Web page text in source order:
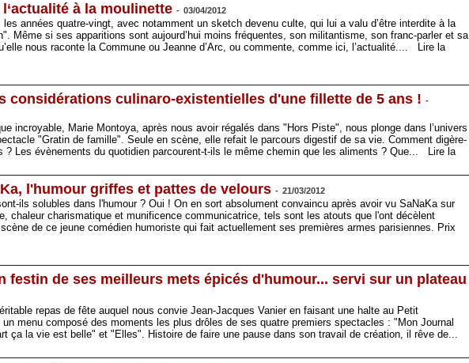
à la moulinette - 03/04/2012
années quatre-vingt, avec notamment un sketch devenu culte, qui lui a valu d’être interdite à la
Même si ses apparitions sont aujourd’hui moins fréquentes, son militantisme, son franc-parler et sa
nous raconte la Commune ou Jeanne d’Arc, ou commente, comme ici, l’actualité....
Lire la
considérations culinaro-existentielles d'une fillette de 5 ans ! -
incroyable, Marie Montoya, après nous avoir régalés dans "Hors Piste", nous plonge dans l’univers
"Gratin de famille". Seule en scène, elle refait le parcours digestif de sa vie. Comment digère-
? Les évènements du quotidien parcourent-t-ils le même chemin que les aliments ? Que...
Lire la
l'humour griffes et pattes de velours - 21/03/2012
ils solubles dans l'humour ? Oui ! On en sort absolument convaincu après avoir vu SaNaKa sur
chaleur charismatique et munificence communicatrice, tels sont les atouts que l'ont décèlent
de ce jeune comédien humoriste qui fait actuellement ses premières armes parisiennes. Prix
festin de ses meilleurs mets épicés d'humour... servi sur un plateau
repas de fête auquel nous convie Jean-Jacques Vanier en faisant une halte au Petit
menu composé des moments les plus drôles de ses quatre premiers spectacles : "Mon Journal
ça la vie est belle" et "Elles". Histoire de faire une pause dans son travail de création, il rêve de...